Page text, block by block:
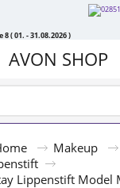
8 ( 01. - 31.08.2026 )
AVON SHOP
Makeup
Lippenstift Model